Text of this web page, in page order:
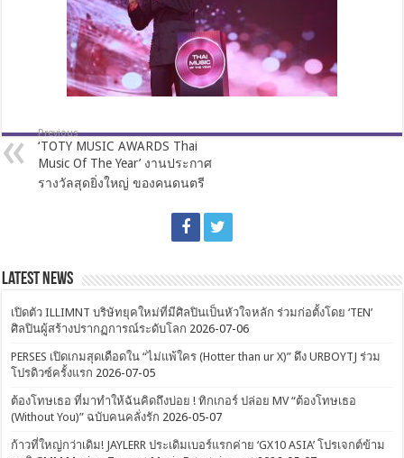
Previous
‘TOTY MUSIC AWARDS Thai
Music Of The Year’ งานประกาศ
รางวัลสุดยิ่งใหญ่ ของคนดนตรี
Latest News
เปิดตัว ILLIMNT บริษัทยุคใหม่ที่มีศิลปินเป็นหัวใจหลัก ร่วมก่อตั้งโดย ‘TEN’
ศิลปินผู้สร้างปรากฏการณ์ระดับโลก 2026-07-06
PERSES เปิดเกมสุดเดือดใน “ไม่แพ้ใคร (Hotter than ur X)” ดึง URBOYTJ ร่วม
โปรดิวซ์ครั้งแรก 2026-07-05
ต้องโทษเธอ ที่มาทำให้ฉันคิดถึงบ่อย ! ทิกเกอร์ ปล่อย MV “ต้องโทษเธอ
(Without You)” ฉบับคนคลั่งรัก 2026-05-07
ก้าวที่ใหญ่กว่าเดิม! JAYLERR ประเดิมเบอร์แรกค่าย ‘GX10 ASIA’ โปรเจกต์ข้าม